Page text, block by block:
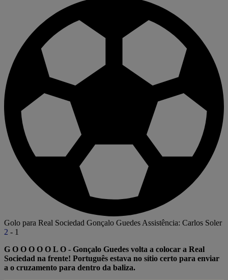
Golo para Real Sociedad Gonçalo Guedes Assistência: Carlos Soler
2 - 1
G O O O O O L O - Gonçalo Guedes volta a colocar a Real
Sociedad na frente! Português estava no sítio certo para enviar
a o cruzamento para dentro da baliza.